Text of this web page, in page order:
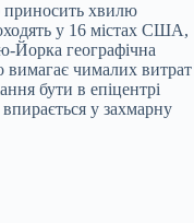
хвилю
у 16 містах США,
Йорка географічна
вимагає чималих витрат
бути в епіцентрі
у захмарну